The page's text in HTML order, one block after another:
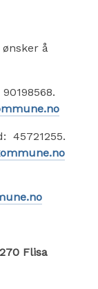
å
45721255.
Flisa